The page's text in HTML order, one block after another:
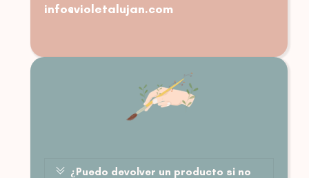
info@violetalujan.com
¿Puedo devolver un producto si no